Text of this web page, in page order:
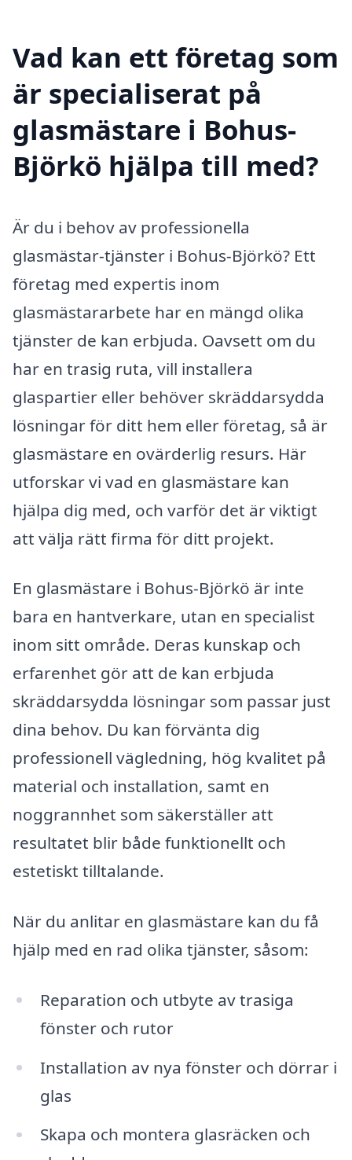
Vad kan ett företag som
är specialiserat på
glasmästare i Bohus-
Björkö hjälpa till med?
Är du i behov av professionella
glasmästar-tjänster i Bohus-Björkö? Ett
företag med expertis inom
glasmästararbete har en mängd olika
tjänster de kan erbjuda. Oavsett om du
har en trasig ruta, vill installera
glaspartier eller behöver skräddarsydda
lösningar för ditt hem eller företag, så är
glasmästare en ovärderlig resurs. Här
utforskar vi vad en glasmästare kan
hjälpa dig med, och varför det är viktigt
att välja rätt firma för ditt projekt.
En glasmästare i Bohus-Björkö är inte
bara en hantverkare, utan en specialist
inom sitt område. Deras kunskap och
erfarenhet gör att de kan erbjuda
skräddarsydda lösningar som passar just
dina behov. Du kan förvänta dig
professionell vägledning, hög kvalitet på
material och installation, samt en
noggrannhet som säkerställer att
resultatet blir både funktionellt och
estetiskt tilltalande.
När du anlitar en glasmästare kan du få
hjälp med en rad olika tjänster, såsom:
Reparation och utbyte av trasiga
fönster och rutor
Installation av nya fönster och dörrar i
glas
Skapa och montera glasräcken och